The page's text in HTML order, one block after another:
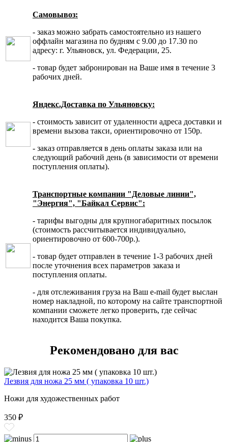
Самовывоз:
- заказ можно забрать самостоятельно из нашего
оффлайн магазина по будням с 9.00 до 17.30 по
адресу: г. Ульяновск, ул. Федерации, 25.
- товар будет забронирован на Ваше имя в течение 3
рабочих дней.
Яндекс.Доставка по Ульяновску:
- стоимость зависит от удаленности адреса доставки и
времени вызова такси, ориентировочно от 150р.
- заказ отправляется в день оплаты заказа или на
следующий рабочий день (в зависимости от времени
поступления оплаты).
Транспортные компании "Деловые линии",
"Энергия", "Байкал Сервис":
- тарифы выгодны для крупногабаритных посылок
(стоимость рассчитывается индивидуально,
ориентировочно от 600-700р.).
- товар будет отправлен в течение 1-3 рабочих дней
после уточнения всех параметров заказа и
поступления оплаты.
- для отслеживания груза на Ваш e-mail будет выслан
номер накладной, по которому на сайте транспортной
компании сможете легко проверить, где сейчас
находится Ваша покупка.
Рекомендовано для вас
Лезвия для ножа 25 мм ( упаковка 10 шт.)
Ножи для художественных работ
350 ₽